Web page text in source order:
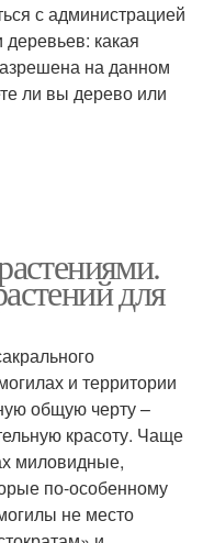
с администрацией
какая
на данном
ли вы дерево или
для
и территории
общую черту –
красоту. Чаще
миловидные,
по-особенному
не место